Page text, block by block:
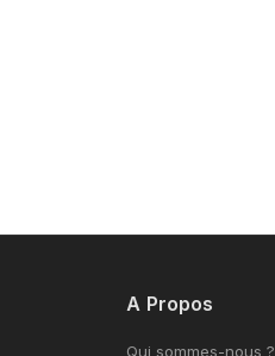
A Propos
Qui sommes-nous ?